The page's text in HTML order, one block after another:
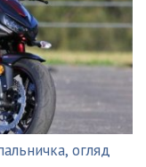
огляд